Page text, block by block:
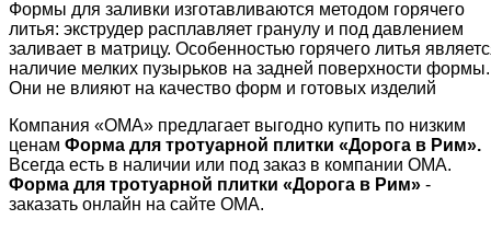
Формы для заливки изготавливаются методом горячего
литья: экструдер расплавляет гранулу и под давлением
заливает в матрицу. Особенностью горячего литья
наличие мелких пузырьков на задней поверхности формы.
Они не влияют на качество форм и готовых изделий
Компания «ОМА» предлагает выгодно купить по низким
ценам Форма для тротуарной плитки «Дорога в Рим».
Всегда есть в наличии или под заказ в компании ОМА.
Форма для тротуарной плитки «Дорога в Рим» -
заказать онлайн на сайте ОМА.